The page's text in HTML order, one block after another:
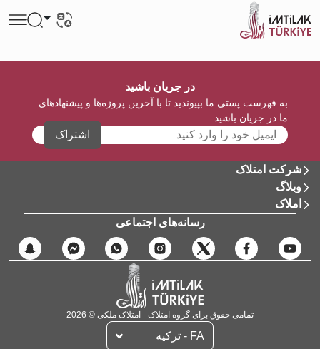
در جریان باشید
به فهرست پستی ما بپیوندید تا با آخرین پروژه‌ها و پیشنهادهای
ما در جریان باشید
اشتراک
شرکت امتلاک
وبلاگ
املاک
رسانه‌های اجتماعی
تمامی حقوق برای گروه امتلاک - امتلاک ملکی © 2026
FA - تركيه